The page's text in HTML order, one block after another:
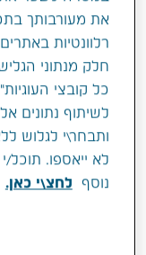
בכל פרק
מדיסציפלינות
רפואיות
בנושאים שונים
הפרעת קשב
שינה ועוד.
את מעורבותך
רלוונטיות
חלק מנתוני
כל קובצי
לשיתוף נתונים
ותבחר\י לגלוש
לא ייאספו.
נוסף לחצ\י כאן.